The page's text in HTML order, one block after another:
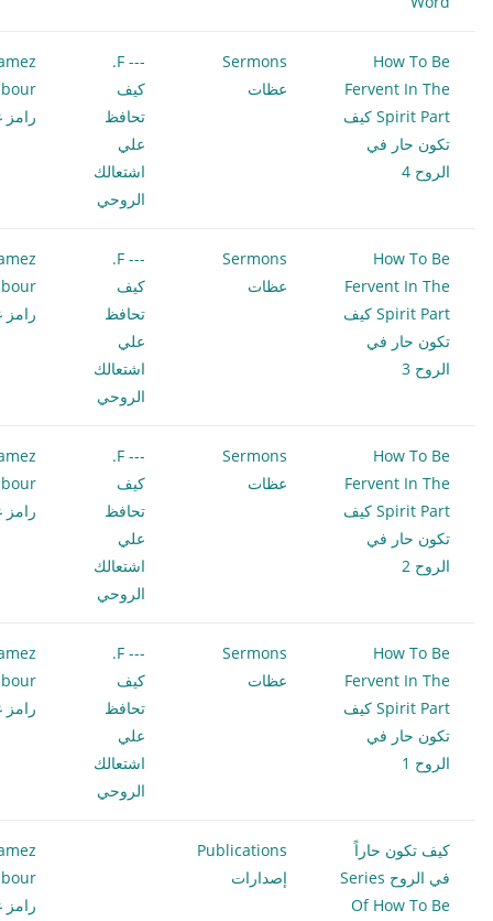
How To Be
Fervent In The
Spirit Part كيف
تكون حار في
الروح 4
Sermons
عظات
--- F.
كيف
تحافظ
علي
اشتعالك
الروحي
رامز
How To Be
Fervent In The
Spirit Part كيف
تكون حار في
الروح 3
Sermons
عظات
--- F.
كيف
تحافظ
علي
اشتعالك
الروحي
رامز
How To Be
Fervent In The
Spirit Part كيف
تكون حار في
الروح 2
Sermons
عظات
--- F.
كيف
تحافظ
علي
اشتعالك
الروحي
رامز
How To Be
Fervent In The
Spirit Part كيف
تكون حار في
الروح 1
Sermons
عظات
--- F.
كيف
تحافظ
علي
اشتعالك
الروحي
رامز
كيف تكون حاراً
في الروح Series
Of How To Be
Publications
إصدارات
رامز